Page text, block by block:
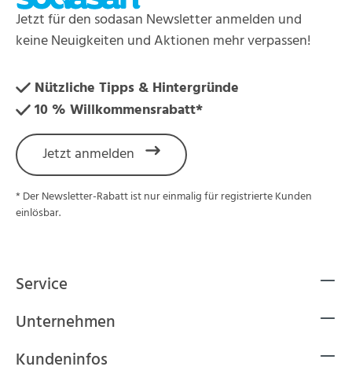
Jetzt für den sodasan Newsletter anmelden und
keine Neuigkeiten und Aktionen mehr verpassen!
Nützliche Tipps & Hintergründe
10 % Willkommensrabatt*
Jetzt anmelden
* Der Newsletter-Rabatt ist nur einmalig für registrierte Kunden
einlösbar.
Service
Unternehmen
Kundeninfos